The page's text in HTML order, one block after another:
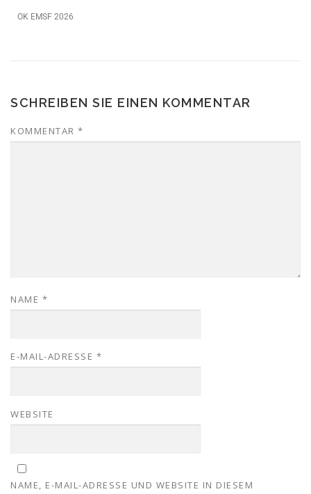
OK EMSF 2026
SCHREIBEN SIE EINEN KOMMENTAR
KOMMENTAR *
NAME *
E-MAIL-ADRESSE *
WEBSITE
NAME, E-MAIL-ADRESSE UND WEBSITE IN DIESEM